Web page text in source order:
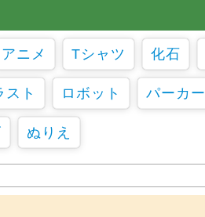
アニメ Tシャツ 化石
スト ロボット パーカー
ぬりえ